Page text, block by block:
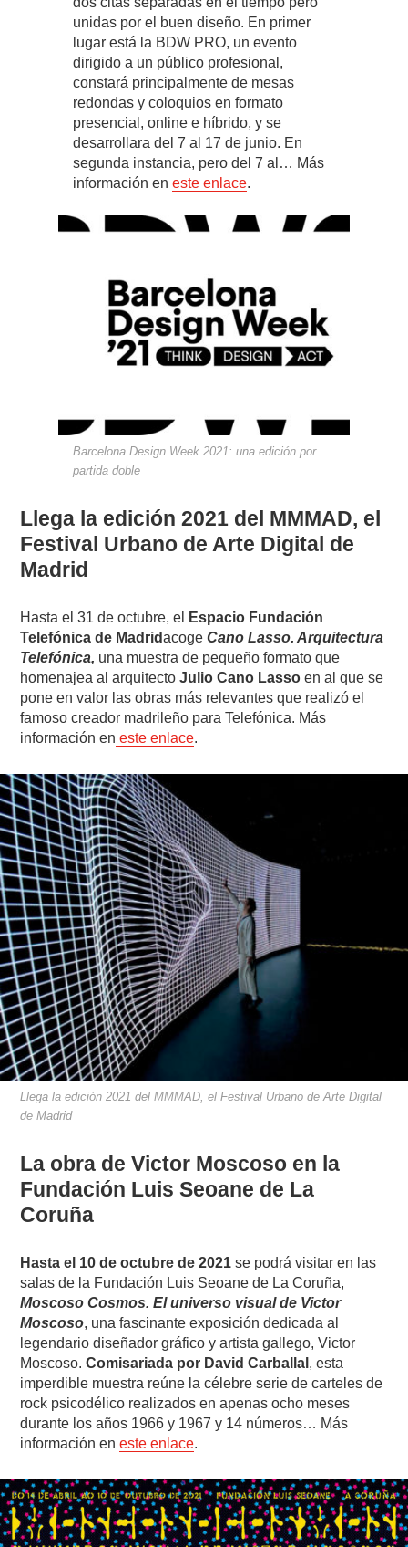
unidas por el buen diseño. En primer
lugar está la BDW PRO, un evento
dirigido a un público profesional,
constará principalmente de mesas
redondas y coloquios en formato
presencial, online e híbrido, y se
desarrollara del 7 al 17 de junio. En
segunda instancia, pero del 7 al… Más
información en este enlace.
Barcelona Design Week 2021: una edición por
partida doble
Llega la edición 2021 del MMMAD, el
Festival Urbano de Arte Digital de
Madrid
Hasta el 31 de octubre, el
Espacio Fundación
Telefónica de MadridacogeCano Lasso. Arquitectura
Telefónica, una muestra de pequeño formato que
homenajea al arquitectoJulio Cano Lasso en al que se
pone en valor las obras más relevantes que realizó el
famoso creador madrileño para Telefónica. Más
información en este enlace.
Llega la edición 2021 del MMMAD, el Festival Urbano de Arte Digital
de Madrid
La obra de Victor Moscoso en la
Fundación Luis Seoane de La
Coruña
Hasta el 10 de octubre de 2021 se podrá visitar en las
salas de la Fundación Luis Seoane de La Coruña,
Moscoso Cosmos. El universo visual de Victor
Moscoso, una fascinante exposición dedicada al
legendario diseñador gráfico y artista gallego, Victor
Moscoso.Comisariada por David Carballal , esta
imperdible muestra reúne la célebre serie de carteles de
rock psicodélico realizados en apenas ocho meses
durante los años 1966 y 1967 y 14 números… Más
información eneste enlace.